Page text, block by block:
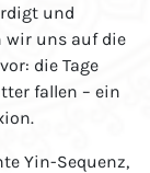
und
wir uns auf die
die Tage
fallen – ein
Yin-Sequenz,